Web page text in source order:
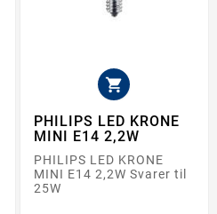

PHILIPS LED KRONE
MINI E14 2,2W
PHILIPS LED KRONE
MINI E14 2,2W Svarer til
25W